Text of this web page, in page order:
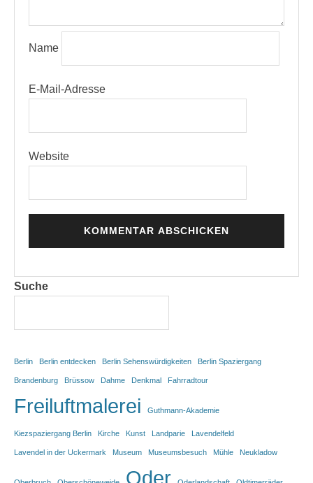
Name
E-Mail-Adresse
Website
Suche
Berlin Berlin entdecken Berlin Sehenswürdigkeiten Berlin Spaziergang
Brandenburg Brüssow Dahme Denkmal Fahrradtour
Freiluftmalerei Guthmann-Akademie
Kiezspaziergang Berlin Kirche Kunst Landparie Lavendelfeld
Lavendel in der Uckermark Museum Museumsbesuch Mühle Neukladow
Oder